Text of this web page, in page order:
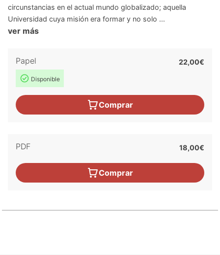
circunstancias en el actual mundo globalizado; aquella
Universidad cuya misión era formar y no solo ...
ver más
Papel
Disponible
22,00€
Comprar
PDF 18,00€
Comprar